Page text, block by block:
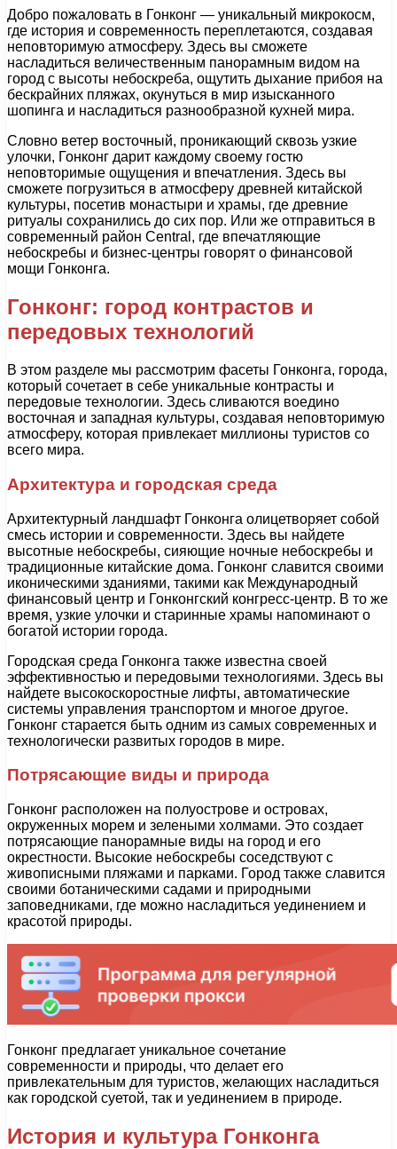
Добро пожаловать в Гонконг — уникальный микрокосм,
где история и современность переплетаются, создавая
неповторимую атмосферу. Здесь вы сможете
насладиться величественным панорамным видом на
город с высоты небоскреба, ощутить дыхание прибоя на
бескрайних пляжах, окунуться в мир изысканного
шопинга и насладиться разнообразной кухней мира.
Словно ветер восточный, проникающий сквозь узкие
улочки, Гонконг дарит каждому своему гостю
неповторимые ощущения и впечатления. Здесь вы
сможете погрузиться в атмосферу древней китайской
культуры, посетив монастыри и храмы, где древние
ритуалы сохранились до сих пор. Или же отправиться в
современный район Central, где впечатляющие
небоскребы и бизнес-центры говорят о финансовой
мощи Гонконга.
Гонконг: город контрастов и
передовых технологий
В этом разделе мы рассмотрим фасеты Гонконга, города,
который сочетает в себе уникальные контрасты и
передовые технологии. Здесь сливаются воедино
восточная и западная культуры, создавая неповторимую
атмосферу, которая привлекает миллионы туристов со
всего мира.
Архитектура и городская среда
Архитектурный ландшафт Гонконга олицетворяет собой
смесь истории и современности. Здесь вы найдете
высотные небоскребы, сияющие ночные небоскребы и
традиционные китайские дома. Гонконг славится своими
иконическими зданиями, такими как Международный
финансовый центр и Гонконгский конгресс-центр. В то же
время, узкие улочки и старинные храмы напоминают о
богатой истории города.
Городская среда Гонконга также известна своей
эффективностью и передовыми технологиями. Здесь вы
найдете высокоскоростные лифты, автоматические
системы управления транспортом и многое другое.
Гонконг старается быть одним из самых современных и
технологически развитых городов в мире.
Потрясающие виды и природа
Гонконг расположен на полуострове и островах,
окруженных морем и зелеными холмами. Это создает
потрясающие панорамные виды на город и его
окрестности. Высокие небоскребы соседствуют с
живописными пляжами и парками. Город также славится
своими ботаническими садами и природными
заповедниками, где можно насладиться уединением и
красотой природы.
Гонконг предлагает уникальное сочетание
современности и природы, что делает его
привлекательным для туристов, желающих насладиться
как городской суетой, так и уединением в природе.
История и культура Гонконга